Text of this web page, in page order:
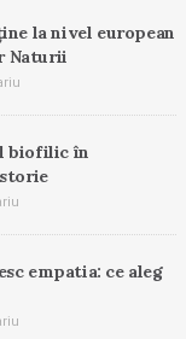
la nivel european
Naturii
biofilic în
empatia: ce aleg